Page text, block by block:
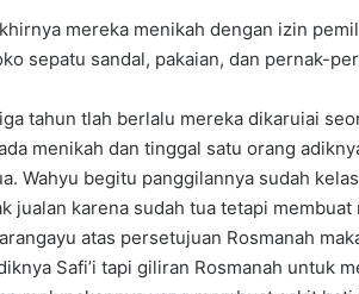
mereka menikah dengan izin
sepatu sandal, pakaian, dan pernak-
tahun tlah berlalu mereka dikaruiai
menikah dan tinggal satu orang
Wahyu begitu panggilannya sudah
jualan karena sudah tua tetapi
atas persetujuan Rosmanah
Safi’i tapi giliran Rosmanah untuk